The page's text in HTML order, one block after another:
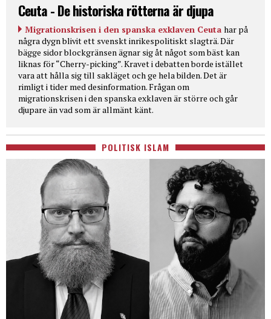
Ceuta - De historiska rötterna är djupa
Migrationskrisen i den spanska exklaven Ceuta har på
några dygn blivit ett svenskt inrikespolitiskt slagträ. Där
bägge sidor blockgränsen ägnar sig åt något som bäst kan
liknas för “Cherry-picking”. Kravet i debatten borde istället
vara att hålla sig till sakläget och ge hela bilden. Det är
rimligt i tider med desinformation. Frågan om
migrationskrisen i den spanska exklaven är större och går
djupare än vad som är allmänt känt.
POLITISK ISLAM